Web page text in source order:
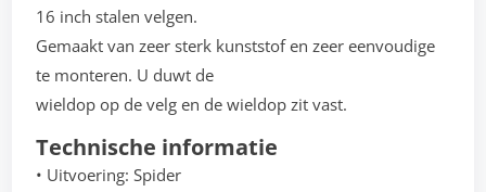
16 inch stalen velgen.
Gemaakt van zeer sterk kunststof en zeer eenvoudige
te monteren. U duwt de
wieldop op de velg en de wieldop zit vast.
Technische informatie
• Uitvoering: Spider